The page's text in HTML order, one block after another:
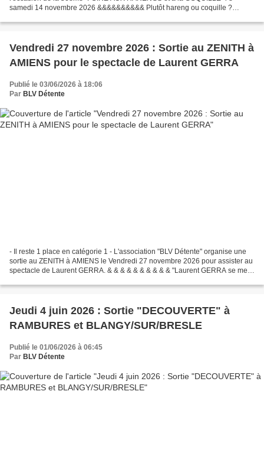
samedi 14 novembre 2026 &&&&&&&&&& Plutôt hareng ou coquille ?
Vendredi 27 novembre 2026 : Sortie au ZENITH à
AMIENS pour le spectacle de Laurent GERRA
Publié le 03/06/2026 à 18:06
Par BLV Détente
- Il reste 1 place en catégorie 1 - L'association "BLV Détente" organise une
sortie au ZENITH à AMIENS le Vendredi 27 novembre 2026 pour assister au
spectacle de Laurent GERRA. & & & & & & & & & & "Laurent GERRA se met
Jeudi 4 juin 2026 : Sortie "DECOUVERTE" à
RAMBURES et BLANGY/SUR/BRESLE
Publié le 01/06/2026 à 06:45
Par BLV Détente